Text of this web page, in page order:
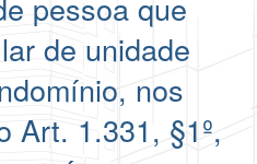
de unidade
nos
Art. 1.331, §1º,